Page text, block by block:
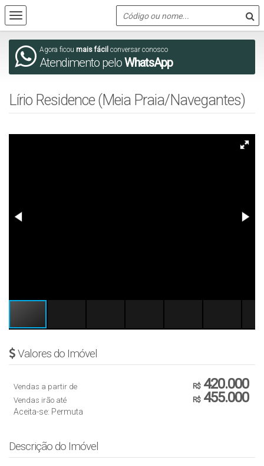
Agora ficou mais fácil conversar conosco
Atendimento peloWhatsApp
Lírio Residence (Meia Praia/Navegantes)
Valores do Imóvel
R$420.000
Vendas a partir de
R$455.000
Vendas irão até
Aceita-se: Permuta
Descrição do Imóvel